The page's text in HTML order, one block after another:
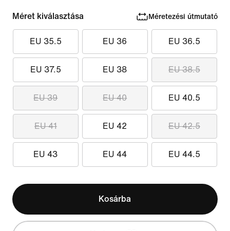
Méret kiválasztása Méretezési útmutató
EU 35.5 EU 36 EU 36.5
EU 37.5 EU 38 EU 38.5
EU 39 EU 40 EU 40.5
EU 41 EU 42 EU 42.5
EU 43 EU 44 EU 44.5
Kosárba